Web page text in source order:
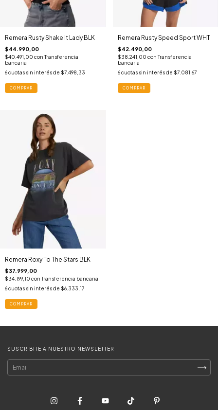
Remera Rusty Shake It Lady BLK
$44.990,00
$40.491,00 con Transferencia
bancaria
6cuotas sin interés de $7.498,33
COMPRAR
Remera Rusty Speed Sport WHT
$42.490,00
$38.241,00 con Transferencia
bancaria
6 cuotas sin interés de $7.081,67
COMPRAR
Remera Roxy To The Stars BLK
$37.999,00
$34.199,10 con Transferencia bancaria
6cuotas sin interés de $6.333,17
COMPRAR
SUSCRIBITE A NUESTRO NEWSLETTER